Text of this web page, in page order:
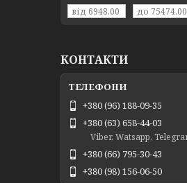
КОНТАКТИ
+380 (96) 188-09-35
+380 (63) 658-44-03
Viber, Watsapp,
+380 (66) 795-30-43
+380 (98) 156-06-50